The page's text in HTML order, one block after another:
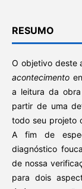
RESUMO
O objetivo deste
acontecimento
a leitura da
partir de uma
todo seu projeto
A fim de
diagnóstico
de nossa
para dois